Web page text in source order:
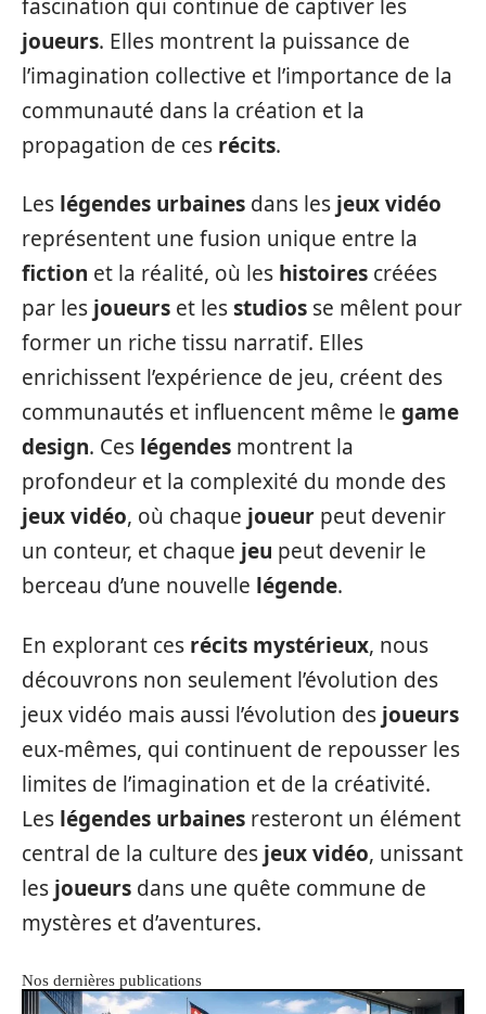
fascination qui continue de captiver les
joueurs. Elles montrent la puissance de
l’imagination collective et l’importance de la
communauté dans la création et la
propagation de ces récits.
Les légendes urbaines dans les jeux vidéo
représentent une fusion unique entre la
fiction et la réalité, où les histoires créées
par les joueurs et lesstudios se mêlent pour
former un riche tissu narratif. Elles
enrichissent l’expérience de jeu, créent des
communautés et influencent même le game
design. Ces légendes montrent la
profondeur et la complexité du monde des
jeux vidéo, où chaque joueur peut devenir
un conteur, et chaque jeu peut devenir le
berceau d’une nouvelle légende.
En explorant ces récits mystérieux, nous
découvrons non seulement l’évolution des
jeux vidéo mais aussi l’évolution des joueurs
eux-mêmes, qui continuent de repousser les
limites de l’imagination et de la créativité.
Les légendes urbaines resteront un élément
central de la culture des jeux vidéo, unissant
les joueurs dans une quête commune de
mystères et d’aventures.
Nos dernières publications